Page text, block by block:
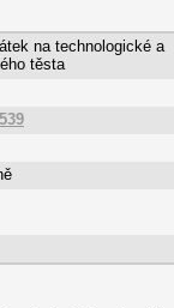
na technologické a
těsta